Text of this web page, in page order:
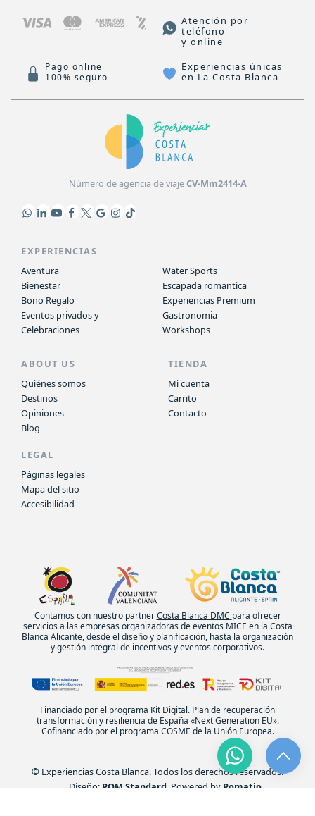
Atención por
teléfono
y online
Pago online
100% seguro
Experiencias únicas
en La Costa Blanca
Número de agencia de viajeCV-Mm2414-A
EXPERIENCIAS
Aventura
Bienestar
Bono Regalo
Eventos privados y
Celebraciones
Water Sports
Escapada romantica
Experiencias Premium
Gastronomia
Workshops
ABOUT US
Quiénes somos
Destinos
Opiniones
Blog
TIENDA
Mi cuenta
Carrito
Contacto
LEGAL
Páginas legales
Mapa del sitio
Accesibilidad
Contamos con nuestro partnerCosta Blanca DMC para ofrecer
servicios a las empresas organizadoras de eventos MICE en la Costa
Blanca Alicante, desde el diseño y planificación, hasta la organización
y gestión integral de incentivos y eventos corporativos.
Financiado por el programa Kit Digital. Plan de recuperación
transformación y resiliencia de España «Next Generation EU».
Cofinanciado por el programa COSME de la Unión Europea.
© Experiencias Costa Blanca. Todos los derechos reservados.
| Diseño: POM Standard . Powered by Pomatio